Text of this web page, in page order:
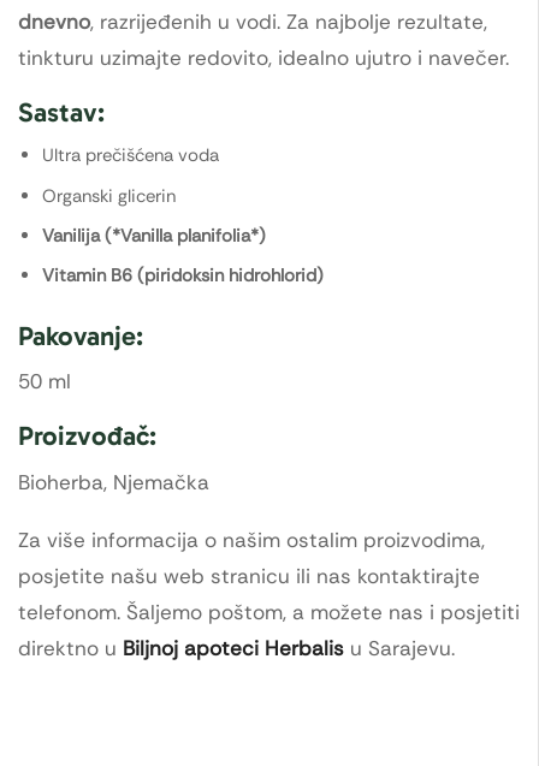
dnevno, razrijeđenih u vodi. Za najbolje rezultate,
tinkturu uzimajte redovito, idealno ujutro i navečer.
Sastav:
Ultra prečišćena voda
Organski glicerin
Vanilija (*Vanilla planifolia*)
Vitamin B6 (piridoksin hidrohlorid)
Pakovanje:
50 ml
Proizvođač:
Bioherba, Njemačka
Za više informacija o našim ostalim proizvodima,
posjetite našu web stranicu ili nas kontaktirajte
telefonom. Šaljemo poštom, a možete nas i posjetiti
direktno u Biljnoj apoteci Herbalis u Sarajevu.